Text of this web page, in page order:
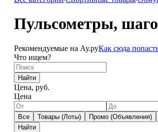
Пульсометры,
Рекомендуемые на Ау.руКак сюда
Что ищем?
Найти
Цена, руб.
Цена
Все Товары (Лоты) Промо (Объявления)